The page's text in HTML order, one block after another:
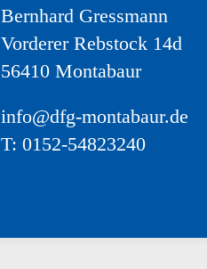
Bernhard Gressmann
Vorderer Rebstock 14d
56410 Montabaur
info@dfg-montabaur.de
T: 0152-54823240